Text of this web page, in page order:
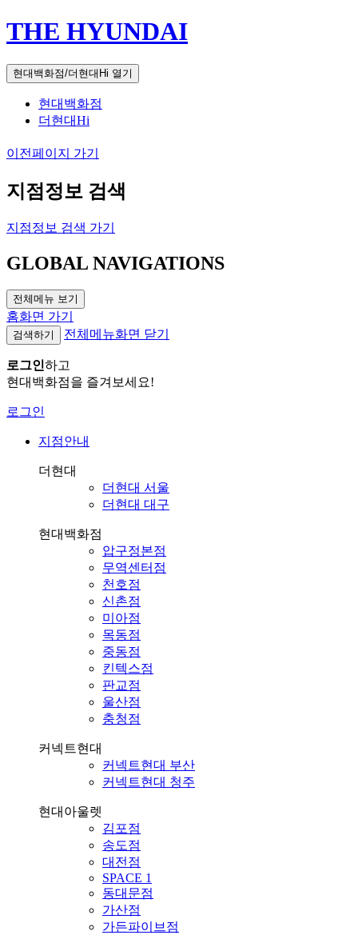
THE HYUNDAI
현대백화점/더현대Hi 열기
현대백화점
더현대Hi
이전페이지 가기
지점정보 검색
지점정보 검색 가기
GLOBAL NAVIGATIONS
전체메뉴 보기
홈화면 가기
검색하기 전체메뉴화면 닫기
로그인하고
현대백화점을 즐겨보세요!
로그인
지점안내
더현대
더현대 서울
더현대 대구
현대백화점
압구정본점
무역센터점
천호점
신촌점
미아점
목동점
중동점
킨텍스점
판교점
울산점
충청점
커넥트현대
커넥트현대 부산
커넥트현대 청주
현대아울렛
김포점
송도점
대전점
SPACE 1
동대문점
가산점
가든파이브점